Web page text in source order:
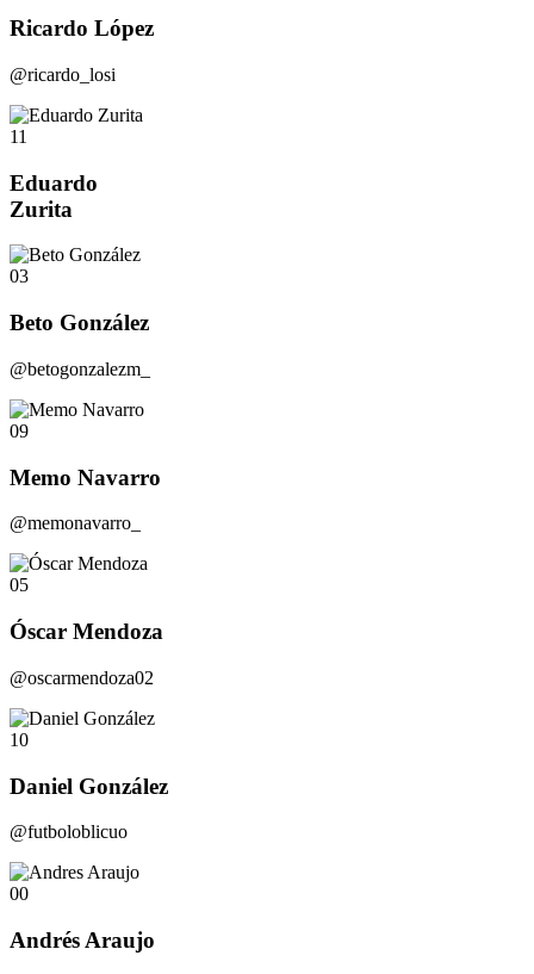
Ricardo López
@ricardo_losi
11
Eduardo
Zurita
03
Beto González
@betogonzalezm_
09
Memo Navarro
@memonavarro_
05
Óscar Mendoza
@oscarmendoza02
10
Daniel González
@futboloblicuo
00
Andrés Araujo